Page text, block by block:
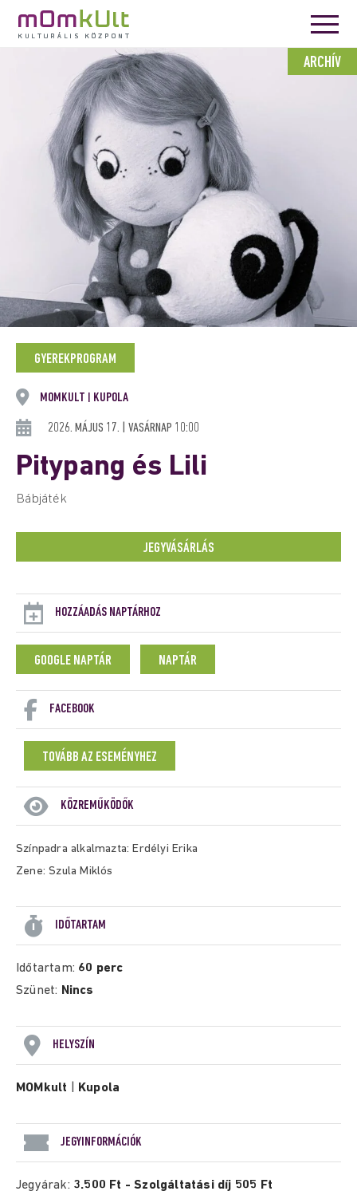
ARCHÍV
GYEREKPROGRAM
MOMKULT KUPOLA
2026. MÁJUS 17. | VASÁRNAP 10:00
Pitypang és Lili
Bábjáték
JEGYVÁSÁRLÁS
HOZZÁADÁS NAPTÁRHOZ
GOOGLE NAPTÁR NAPTÁR
FACEBOOK
TOVÁBB AZ ESEMÉNYHEZ
KÖZREMŰKÖDŐK
Színpadra alkalmazta: Erdélyi Erika
Zene: Szula Miklós
IDŐTARTAM
Időtartam: 60 perc
Szünet: Nincs
HELYSZÍN
MOMkult Kupola
JEGYINFORMÁCIÓK
Jegyárak: 3.500 Ft - Szolgáltatási díj 505 Ft